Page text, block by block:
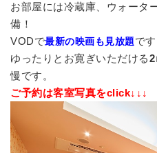
お部屋には冷蔵庫、ウォータ
備！
VODで最新の映画も見放題です
ゆったりとお寛ぎいただける
慢です。
ご予約は客室写真をclick↓↓↓